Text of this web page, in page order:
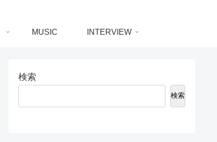
MUSIC INTERVIEW
検索
検索